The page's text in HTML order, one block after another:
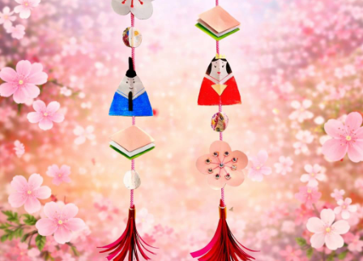
不可） ＜注意点＞ ・キャンセル可能日を過ぎてからのキャンセルは出来ません
ので予めご了承ください。 ・ワークショップでは、商標や著作権の関係上、既
存のブランドロゴやキャラクターをモチーフにした制作はできません。 オリジ
ナルのデザインでの制作をお楽しみいただけますようお願いいたします。 ・花
瓶は割れ物となっておりますので、作業中は落下などに注意し作業をお願い致し
ます。 ・花瓶のベースに色を付けることはできません。白ベースにイラストを
描いて頂きます。 ・アクリルペンは書いたら消すことができません。 ※花瓶の
ベースを製作するワークショップではございません。